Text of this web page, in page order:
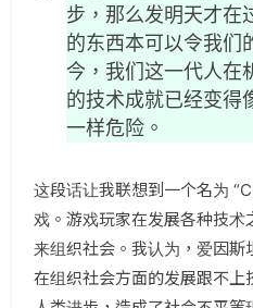
步，那么发明天才在
的东西本可以令我们
今，我们这一代人在
的技术成就已经变得
一样危险。
这段话让我联想到一个名为
戏。游戏玩家在发展各种技术
来组织社会。我认为，爱因斯
在组织社会方面的发展跟不上